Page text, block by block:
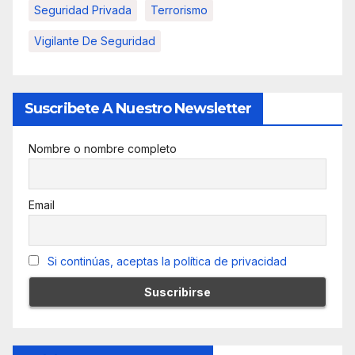
Seguridad Privada Terrorismo
Vigilante De Seguridad
Suscribete A Nuestro Newsletter
Nombre o nombre completo
Email
Si continúas, aceptas la política de privacidad